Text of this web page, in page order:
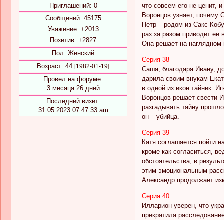
Приглашений: 0
Сообщений: 45175
Уважение: +2013
Позитив: +2827
Пол: Женский
Возраст: 44 [1982-01-19]
Провел на форуме:
3 месяца 26 дней
Последний визит:
31.05.2023 07:47:33 am
что совсем его не ценит,
Воронцов узнает, почему
Петр – родом из Сакс-
раз за разом приводит ее
Она решает на наглядном
Серия 38
Саша, благодаря Ивану,
дарила своим внукам
в одной из икон тайник.
Воронцов решает свести
разгадывать тайну
он – убийца.
Серия 39
Катя соглашается пойти
кроме как согласиться,
обстоятельства, в
этим эмоциональным
Александр продолжает
Серия 40
Илларион уверен, что
прекратила